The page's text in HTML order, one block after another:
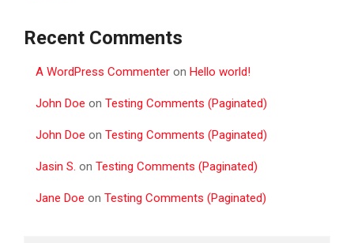
Recent Comments
A WordPress Commenter on Hello world!
John Doe on Testing Comments (Paginated)
John Doe on Testing Comments (Paginated)
Jasin S. on Testing Comments (Paginated)
Jane Doe on Testing Comments (Paginated)